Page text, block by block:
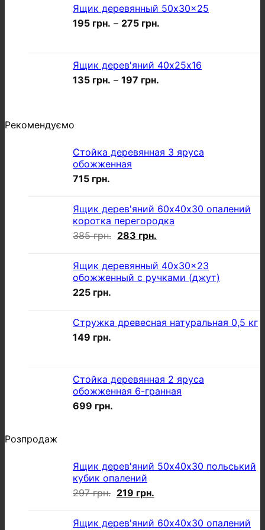
Ящик деревянный 50x30x25
195 грн. – 275 грн.
Ящик дерев'яний 40х25х16
135 грн. – 197 грн.
Рекомендуємо
Стойка деревянная 3 яруса
обожженная
715 грн.
Ящик дерев'яний 60х40х30 опалений
коротка перегородка
385грн. Оригінальна
385 грн..
283 грн.Поточна
283 грн..
Ящик деревянный 40x30x23
обожженный с ручками (джут)
225 грн.
Стружка древесная натуральная 0,5 кг
149 грн.
Стойка деревянная 2 яруса
обожженная 6-гранная
699 грн.
Розпродаж
Ящик дерев'яний 50х40х30 польський
кубик опалений
297грн. Оригінальна
297 грн..
219 грн.Поточна
219 грн..
Ящик дерев'яний 60х40х30 опалений